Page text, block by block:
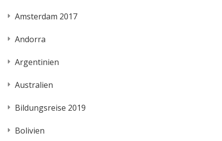
Amsterdam 2017
Andorra
Argentinien
Australien
Bildungsreise 2019
Bolivien